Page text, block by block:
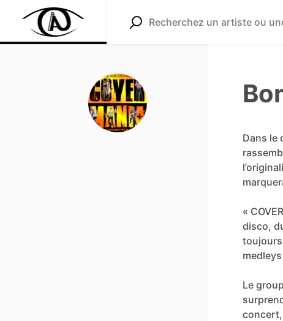
Dans le
«
disco,
toujours
medleys
Le
concert,